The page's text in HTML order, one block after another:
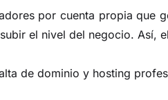
por cuenta propia que
el nivel del negocio. Así,
de dominio y hosting